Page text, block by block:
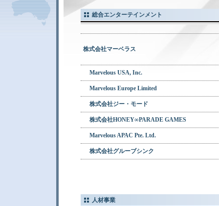
総合エンターテインメント
株式会社マーベラス
Marvelous USA, Inc.
Marvelous Europe Limited
株式会社ジー・モード
株式会社HONEY∞PARADE GAMES
Marvelous APAC Pte. Ltd.
株式会社グルーブシンク
人材事業